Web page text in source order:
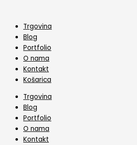
contentTrgovina
Blog
Portfolio
O nama
Kontakt
Košarica
Trgovina
Blog
Portfolio
O nama
Kontakt
Split
sa
natpisom
količina